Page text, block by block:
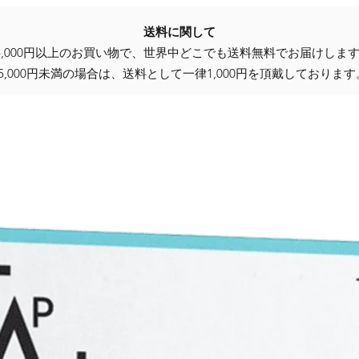
送料に関して
円以上のお買い物で、世界中どこでも送料無料でお届けしま
円未満の場合は、送料として一律1,000円を頂戴しております